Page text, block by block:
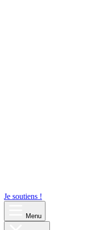
Je soutiens !
Menu